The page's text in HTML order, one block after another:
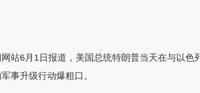
站6月1日报道，美国总统特朗普当天在与以色
事升级行动爆粗口。